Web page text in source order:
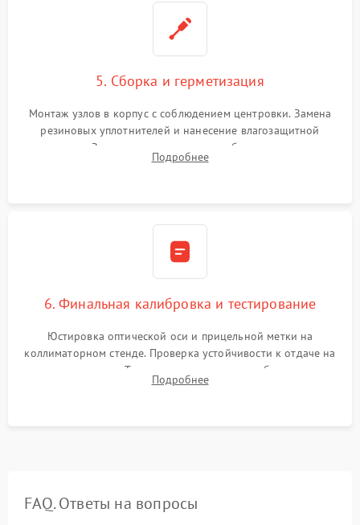
5. Сборка и герметизация
Монтаж узлов в корпус с соблюдением центровки. Замена
резиновых уплотнителей и нанесение влагозащитной
смазки. Заполнение внутреннего объема прицела
осушенным азотом для предотвращения запотевания оптики
Подробнее
6. Финальная калибровка и тестирование
Юстировка оптической оси и прицельной метки на
коллиматорном стенде. Проверка устойчивости к отдаче на
ударном стенде. Тестирование качества изображения в
темноте, дальности обнаружения и корректной работы всех
Подробнее
FAQ. Ответы на вопросы